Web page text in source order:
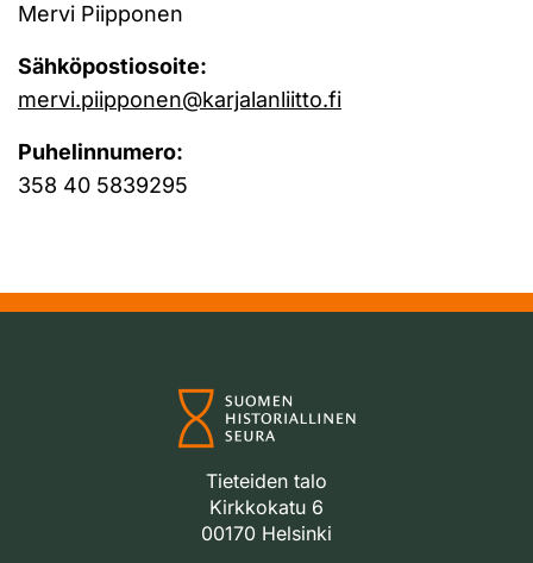
Mervi Piipponen
Sähköpostiosoite:
mervi.piipponen@karjalanliitto.fi
Puhelinnumero:
358 40 5839295
Tieteiden talo
Kirkkokatu 6
00170 Helsinki